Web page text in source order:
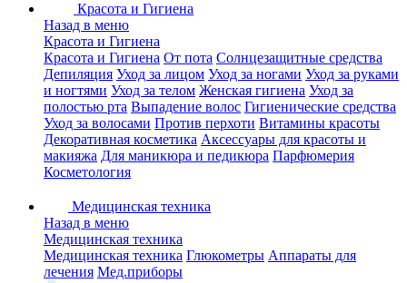
Красота и Гигиена
Назад в меню
Красота и Гигиена
Красота и Гигиена От пота Солнцезащитные средства
Депиляция Уход за лицом Уход за ногами Уход за руками
и ногтями Уход за телом Женская гигиена Уход за
полостью рта Выпадение волос Гигиенические средства
Уход за волосами Против перхоти Витамины красоты
Декоративная косметика Аксессуары для красоты и
макияжа Для маникюра и педикюра Парфюмерия
Косметология
Медицинская техника
Назад в меню
Медицинская техника
Медицинская техника Глюкометры Аппараты для
лечения Мед.приборы